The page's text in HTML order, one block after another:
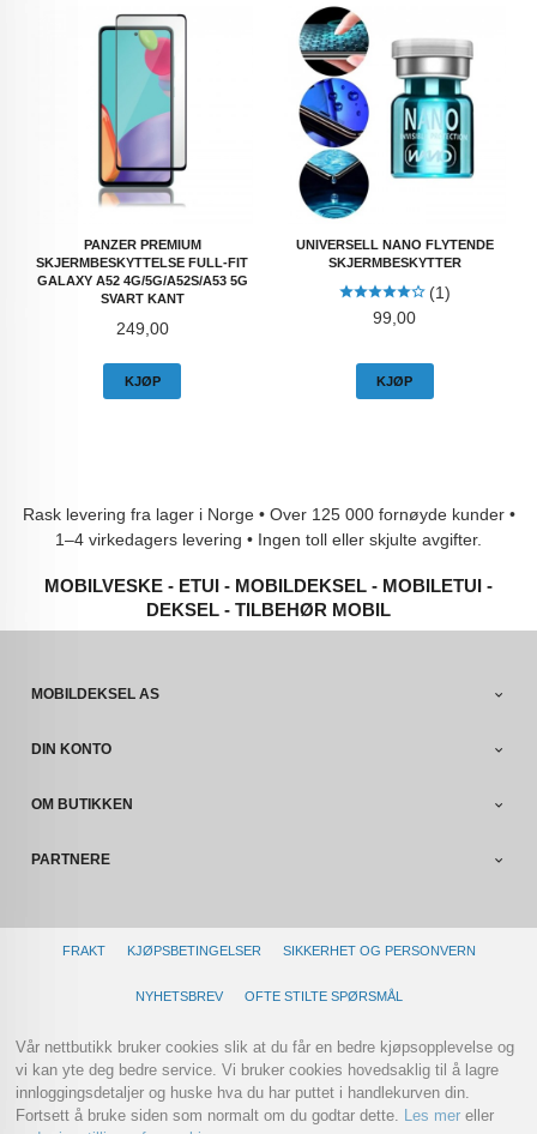
PANZER PREMIUM
SKJERMBESKYTTELSE FULL-FIT
GALAXY A52 4G/5G/A52S/A53 5G
SVART KANT
Pris
249,00
KJØP
UNIVERSELL NANO FLYTENDE
SKJERMBESKYTTER
(1)
Pris
99,00
KJØP
Rask levering fra lager i Norge • Over 125 000 fornøyde kunder •
1–4 virkedagers levering • Ingen toll eller skjulte avgifter.
MOBILVESKE - ETUI - MOBILDEKSEL - MOBILETUI -
DEKSEL - TILBEHØR MOBIL
MOBILDEKSEL AS
DIN KONTO
OM BUTIKKEN
PARTNERE
FRAKT KJØPSBETINGELSER SIKKERHET OG PERSONVERN
NYHETSBREV OFTE STILTE SPØRSMÅL
Vår nettbutikk bruker cookies slik at du får en bedre kjøpsopplevelse og
vi kan yte deg bedre service. Vi bruker cookies hovedsaklig til å lagre
innloggingsdetaljer og huske hva du har puttet i handlekurven din.
Fortsett å bruke siden som normalt om du godtar dette. Les mer eller